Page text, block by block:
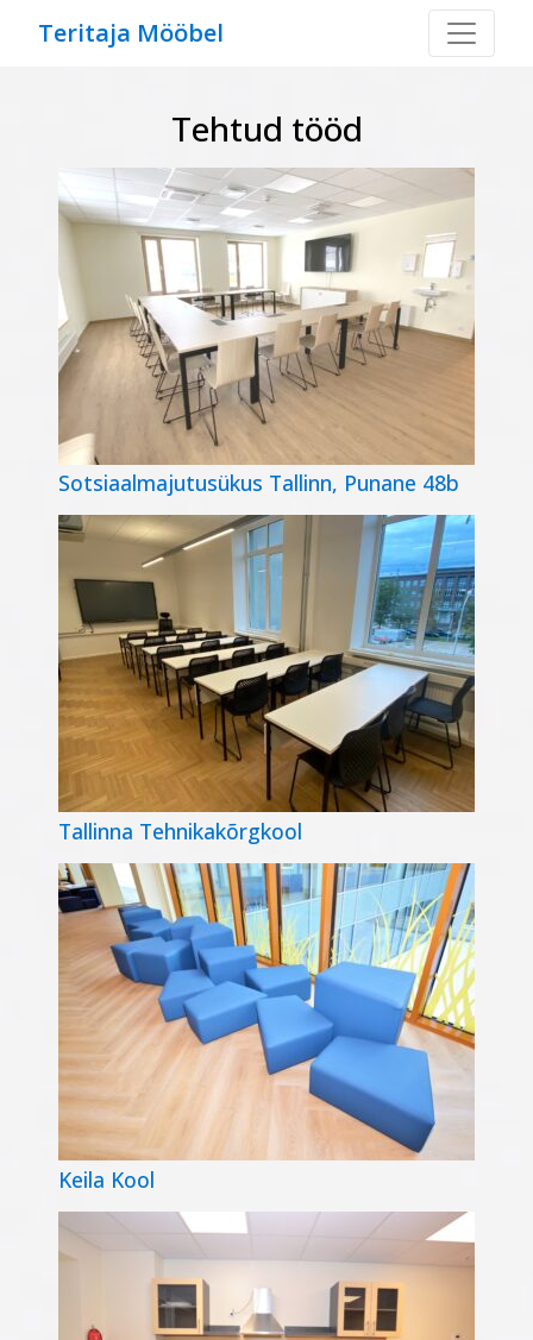
Teritaja Mööbel
Tehtud tööd
Sotsiaalmajutusükus Tallinn, Punane 48b
Tallinna Tehnikakõrgkool
Keila Kool